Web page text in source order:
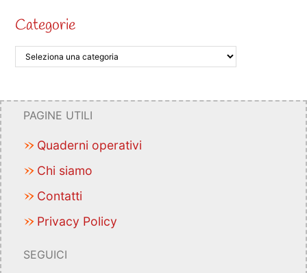
Categorie
PAGINE UTILI
Quaderni operativi
Chi siamo
Contatti
Privacy Policy
SEGUICI